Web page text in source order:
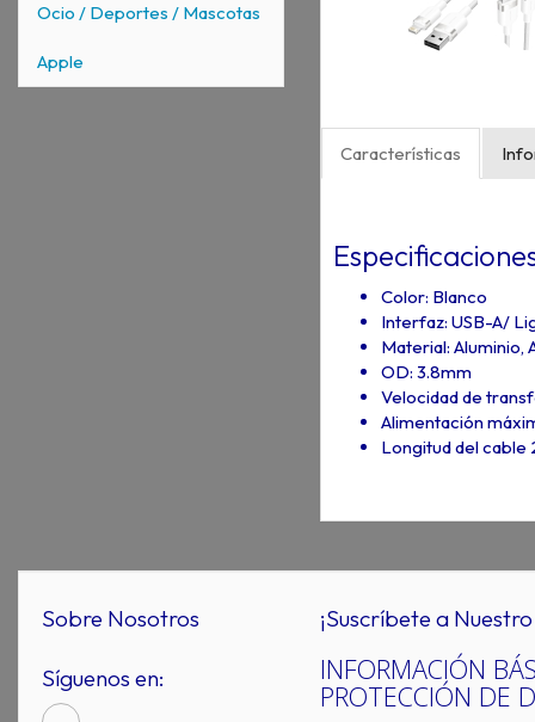
Ocio / Deportes / Mascotas
Apple
Características
Color: Blanco
Interfaz: USB-A/
Material: Aluminio,
OD: 3.8mm
Velocidad de
Alimentación
Longitud del cable
Sobre Nosotros
Síguenos en:
¡Suscríbete a
INFORMACIÓN
PROTECCIÓN DE